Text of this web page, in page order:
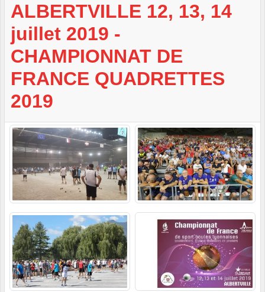
ALBERTVILLE 12, 13, 14
juillet 2019 -
CHAMPIONNAT DE
FRANCE QUADRETTES
2019